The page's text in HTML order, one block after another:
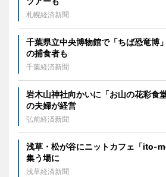
札幌経済新聞
千葉県立中央博物館で「ちば恐竜
の捕食者も
千葉経済新聞
岩木山神社向かいに「お山の花彩食
の夫婦が経営
弘前経済新聞
浅草・松が谷にニットカフェ「ito-
集う場に
浅草経済新聞